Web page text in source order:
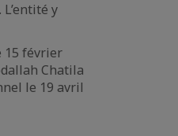
y
15 février
Chatila
le 19 avril